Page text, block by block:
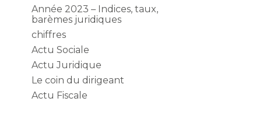
Année 2023 – Indices, taux,
barèmes juridiques
chiffres
Actu Sociale
Actu Juridique
Le coin du dirigeant
Actu Fiscale